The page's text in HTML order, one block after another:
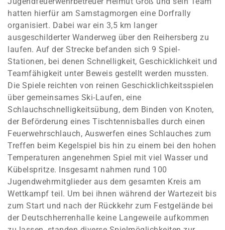
hatten hierfür am Samstagmorgen eine Dorfrally
organisiert. Dabei war ein 3,5 km langer
ausgeschilderter Wanderweg über den Reihersberg zu
laufen. Auf der Strecke befanden sich 9 Spiel-
Stationen, bei denen Schnelligkeit, Geschicklichkeit und
Teamfähigkeit unter Beweis gestellt werden mussten.
Die Spiele reichten von reinen Geschicklichkeitsspielen
über gemeinsames Ski-Laufen, eine
Schlauchschnelligkeitsübung, dem Binden von Knoten,
der Beförderung eines Tischtennisballes durch einen
Feuerwehrschlauch, Auswerfen eines Schlauches zum
Treffen beim Kegelspiel bis hin zu einem bei den hohen
Temperaturen angenehmen Spiel mit viel Wasser und
Kübelspritze. Insgesamt nahmen rund 100
Jugendwehrmitglieder aus dem gesamten Kreis am
Wettkampf teil. Um bei ihnen während der Wartezeit bis
zum Start und nach der Rückkehr zum Festgelände bei
der Deutschherrenhalle keine Langeweile aufkommen